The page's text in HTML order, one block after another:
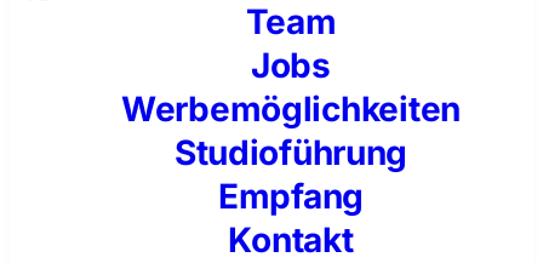
Team
Jobs
Werbemöglichkeiten
Studioführung
Empfang
Kontakt